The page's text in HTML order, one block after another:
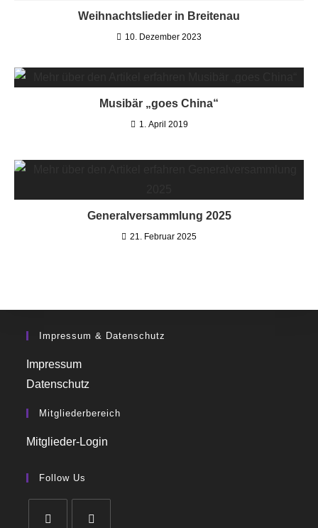
Weihnachtslieder in Breitenau
10. Dezember 2023
Musibär „goes China“
1. April 2019
Generalversammlung 2025
21. Februar 2025
Impressum & Datenschutz
Impressum
Datenschutz
Mitgliederbereich
Mitglieder-Login
Follow Us